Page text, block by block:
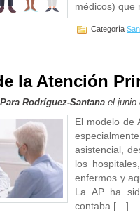
médicos)
Categoría
la Atención
Rodríguez-Santana el junio
El modelo de
asistencial,
los
enfermos y
La AP ha
contaba […]